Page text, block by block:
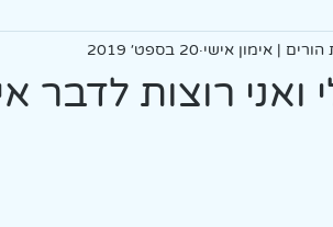
להורים אבחונים והתאמות
ואני רוצות לדבר
| אימון אישי 20 בספט׳ 2019